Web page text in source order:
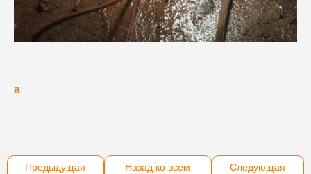
а
Предыдущая
Назад ко всем
Следующая